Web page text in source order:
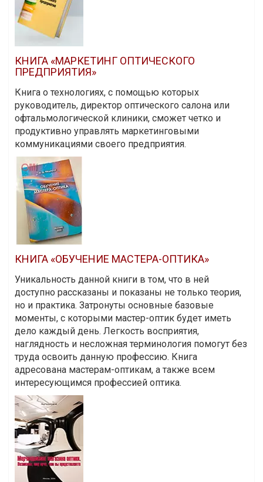
КНИГА «МАРКЕТИНГ ОПТИЧЕСКОГО
ПРЕДПРИЯТИЯ»
Книга о технологиях, с помощью которых
руководитель, директор оптического салона или
офтальмологической клиники, сможет четко и
продуктивно управлять маркетинговыми
коммуникациями своего предприятия.
КНИГА «ОБУЧЕНИЕ МАСТЕРА-ОПТИКА»
Уникальность данной книги в том, что в ней
доступно рассказаны и показаны не только теория,
но и практика. Затронуты основные базовые
моменты, с которыми мастер-оптик будет иметь
дело каждый день. Легкость восприятия,
наглядность и несложная терминология помогут без
труда освоить данную профессию. Книга
адресована мастерам-оптикам, а также всем
интересующимся профессией оптика.